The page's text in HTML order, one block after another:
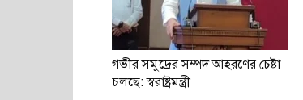
গভীর সমুদ্রের সম্পদ আহরণের চেষ্টা
চলছে: স্বরাষ্ট্রমন্ত্রী